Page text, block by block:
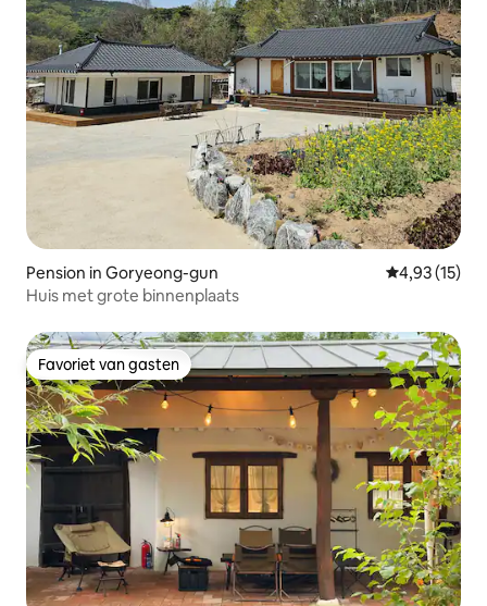
Pension in Goryeong-gun Gemiddelde
4,93 (15)
Huis met grote binnenplaats
Favoriet van gasten
Favoriet van gasten